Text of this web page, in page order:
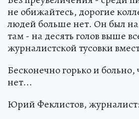
не обижайтесь, дорогие
людей больше нет. Он был на
там - на десять голов выше
журналистской тусовки
Бесконечно горько и больно,
нет...
Юрий Феклистов, журналист: